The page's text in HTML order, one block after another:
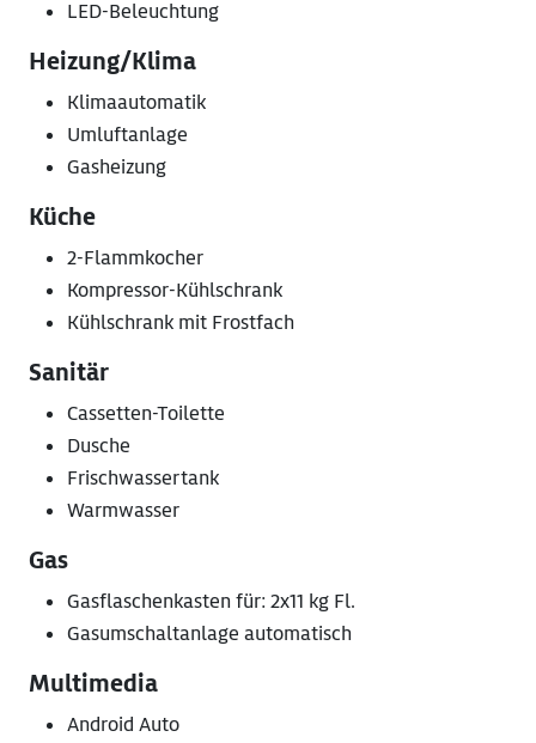
LED-Beleuchtung
Heizung/Klima
Klimaautomatik
Umluftanlage
Gasheizung
Küche
2-Flammkocher
Kompressor-Kühlschrank
Kühlschrank mit Frostfach
Sanitär
Cassetten-Toilette
Dusche
Frischwassertank
Warmwasser
Gas
Gasflaschenkasten für: 2x11 kg Fl.
Gasumschaltanlage automatisch
Multimedia
Android Auto